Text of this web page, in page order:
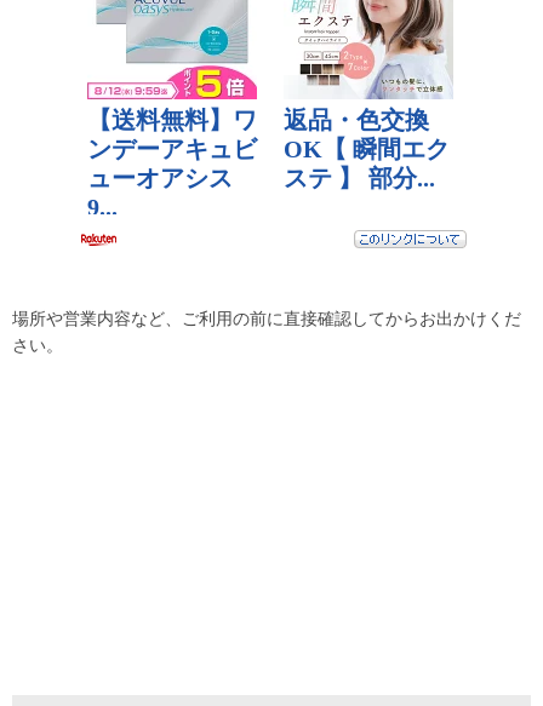
場所や営業内容など、ご利用の前に直接確認してからお出かけくだ
さい。